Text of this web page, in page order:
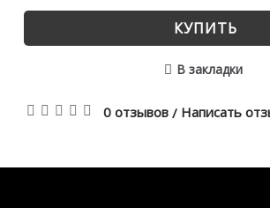
КУПИТЬ
В закладки
0 отзывов/ Написать